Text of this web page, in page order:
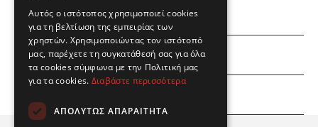
ΕΜΕΙΣ
ΕΣΕΙΣ
Αυτός ο ιστότοπος χρησιμοποιεί cookies
για τη βελτίωση της εμπειρίας των
χρηστών. Χρησιμοποιώντας τον ιστότοπό
μας, παρέχετε τη συγκατάθεσή σας για όλα
τα cookies σύμφωνα με την Πολιτική μας
για τα cookies. Διαβάστε περισσότερα
ΑΠΟΛΎΤΩΣ ΑΠΑΡΑΊΤΗΤΑ